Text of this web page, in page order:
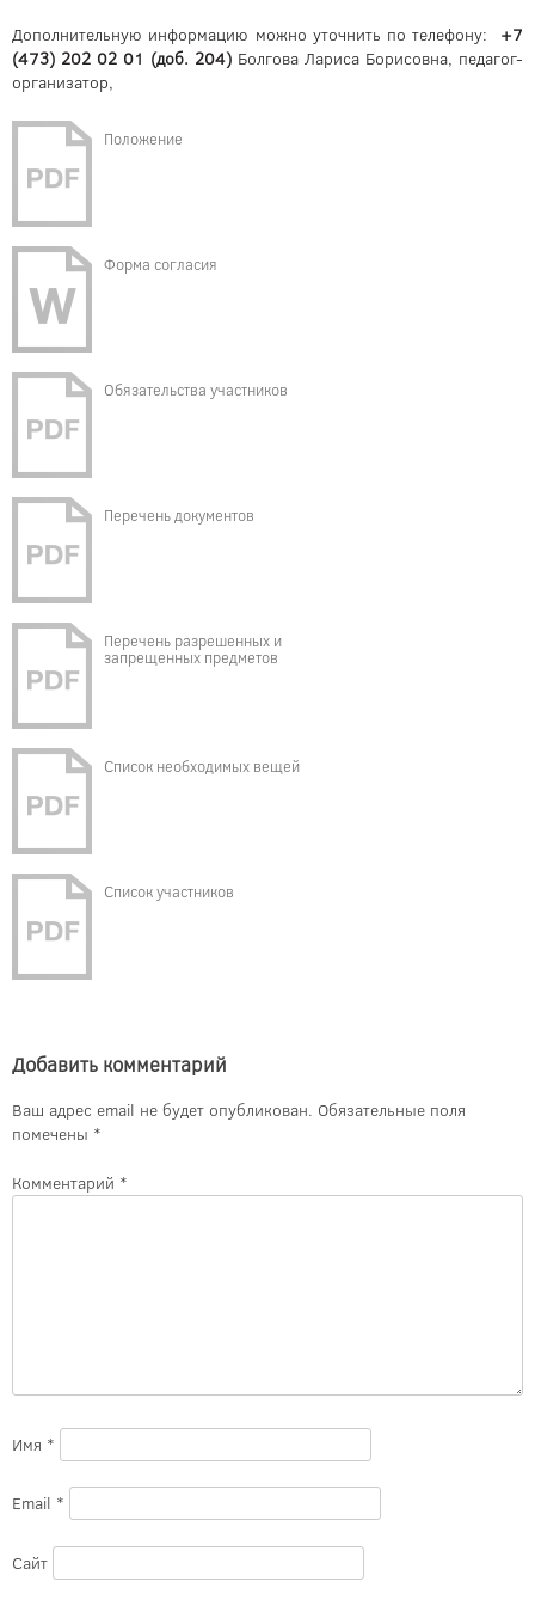
Дополнительную информацию можно уточнить по телефону: +7
(473) 202 02 01 (доб. 204) Болгова Лариса Борисовна, педагог-
организатор,
Положение
Форма согласия
Обязательства участников
Перечень документов
Перечень разрешенных и
запрещенных предметов
Список необходимых вещей
Список участников
Добавить комментарий
Ваш адрес email не будет опубликован. Обязательные поля
помечены *
Комментарий *
Имя *
Email *
Сайт